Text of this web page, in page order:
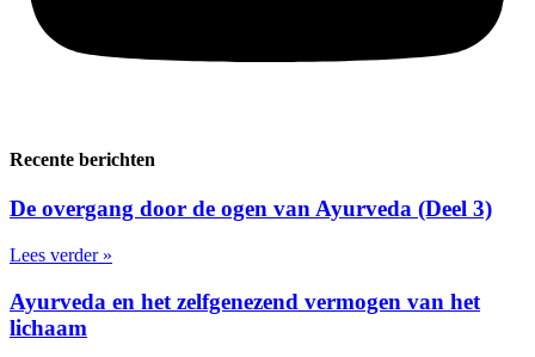
Recente berichten
De overgang door de ogen van Ayurveda (Deel 3)
Lees verder »
Ayurveda en het zelfgenezend vermogen van het
lichaam